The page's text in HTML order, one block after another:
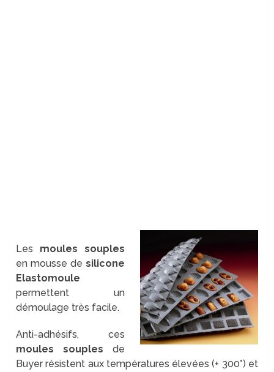
Les moules souples
en mousse de silicone
Elastomoule
permettent un
démoulage très facile.
Anti-adhésifs, ces
moules souples de
Buyer résistent aux températures élevées (+ 300°) et